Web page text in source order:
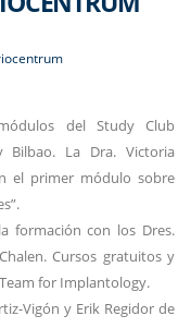
del Study Club
Bilbao. La Dra. Victoria
el primer módulo sobre
formación con los Dres.
Cursos gratuitos y
for Implantology.
Vigón y Erik Regidor de